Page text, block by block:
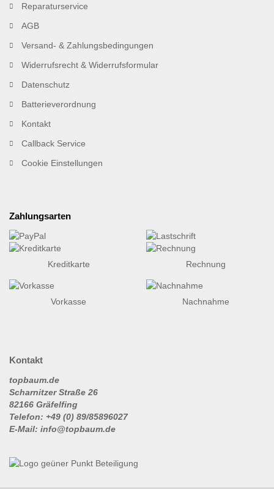
Reparaturservice
AGB
Versand- & Zahlungsbedingungen
Widerrufsrecht & Widerrufsformular
Datenschutz
Batterieverordnung
Kontakt
Callback Service
Cookie Einstellungen
Zahlungsarten
Kreditkarte Rechnung
Vorkasse Nachnahme
Kontakt
topbaum.de
Scharnitzer Straße 26
82166 Gräfelfing
Telefon: +49 (0) 89/85896027
E-Mail: info@topbaum.de